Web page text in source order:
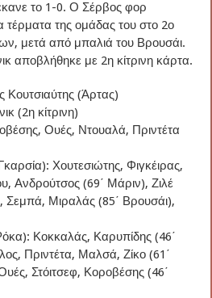
το 1-0. Ο Σέρβος φορ
τέρματα της ομάδας του στο 2ο
μετά από μπαλιά του Βρουσάι.
αποβλήθηκε με 2η κίτρινη κάρτα.
Κουτσιαύτης (Άρτας)
(2η κίτρινη)
Ουές, Ντουαλά, Πριντέτα
Χουτεσιώτης, Φιγκέιρας,
Ανδρούτσος (69΄ Μάριν), Ζιλέ
Σεμπά, Μιραλάς (85΄ Βρουσάι),
Κοκκαλάς, Καρυπίδης (46΄
Πριντέτα, Μαλσά, Ζίκο (61΄
Στόιτσεφ, Κοροβέσης (46΄